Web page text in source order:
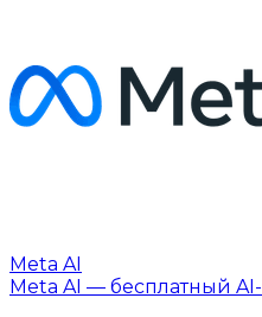
Meta AI
Meta AI — бесплатный AI-